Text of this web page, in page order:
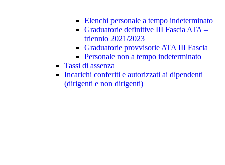
Elenchi personale a tempo indeterminato
Graduatorie definitive III Fascia ATA –
triennio 2021/2023
Graduatorie provvisorie ATA III Fascia
Personale non a tempo indeterminato
Tassi di assenza
Incarichi conferiti e autorizzati ai dipendenti
(dirigenti e non dirigenti)